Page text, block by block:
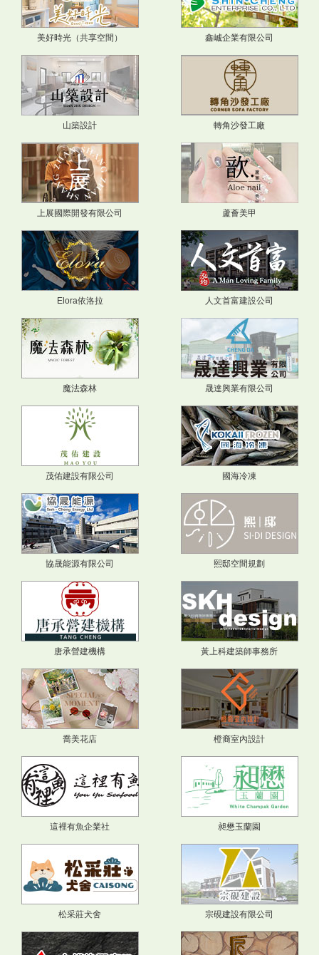
美好時光（共享空間） 鑫峸企業有限公司
山築設計 轉角沙發工廠
上展國際開發有限公司 蘆薈美甲
Elora依洛拉 人文首富建設公司
魔法森林 晟達興業有限公司
茂佑建設有限公司 國海冷凍
協晟能源有限公司 熙邸空間規劃
唐承營建機構 黃上科建築師事務所
喬美花店 橙裔室內設計
這裡有魚企業社 昶懋玉蘭園
松采莊犬舍 宗硯建設有限公司